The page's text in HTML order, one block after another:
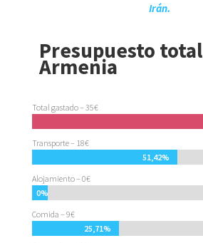
Irán.
Presupuesto total
Armenia
Total gastado – 35€
Transporte – 18€
51,42%
Alojamiento – 0€
0%
Comida – 9€
25,71%